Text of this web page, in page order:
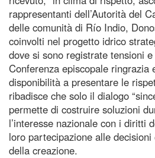
rappresentanti dell’Autorità del
delle comunità di Río Indio,
coinvolti nel progetto idrico
dove si sono registrate tensioni
Conferenza episcopale
disponibilità a presentare le
ribadisce che solo il dialogo
permette di costruire soluzioni
l’interesse nazionale con i diritti
loro partecipazione alle
della creazione.